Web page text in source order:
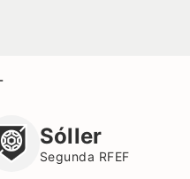
Sóller
Segunda RFEF